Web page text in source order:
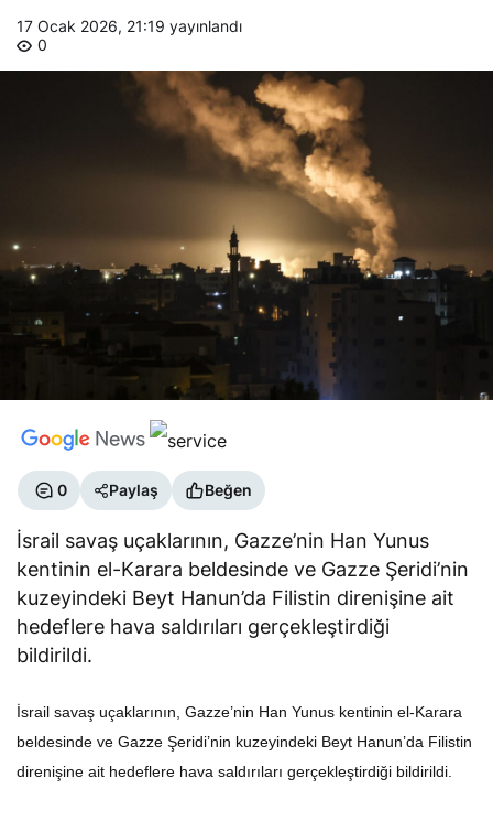
17 Ocak 2026, 21:19 yayınlandı
0
0 Paylaş Beğen
İsrail savaş uçaklarının, Gazze’nin Han Yunus
kentinin el-Karara beldesinde ve Gazze Şeridi’nin
kuzeyindeki Beyt Hanun’da Filistin direnişine ait
hedeflere hava saldırıları gerçekleştirdiği
bildirildi.
İsrail savaş uçaklarının, Gazze’nin Han Yunus kentinin el-Karara
beldesinde ve Gazze Şeridi’nin kuzeyindeki Beyt Hanun’da Filistin
direnişine ait hedeflere hava saldırıları gerçekleştirdiği bildirildi.